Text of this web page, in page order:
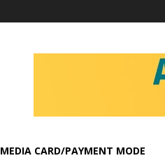
MEDIA CARD/PAYMENT MODE